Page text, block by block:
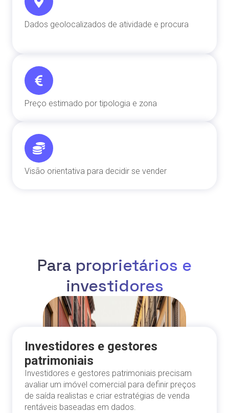
Dados geolocalizados de atividade e procura
Preço estimado por tipologia e zona
Visão orientativa para decidir se vender
Para proprietários e
investidores
Investidores e gestores
patrimoniais
Investidores e gestores patrimoniais precisam
avaliar um imóvel comercial para definir preços
de saída realistas e criar estratégias de venda
rentáveis baseadas em dados.